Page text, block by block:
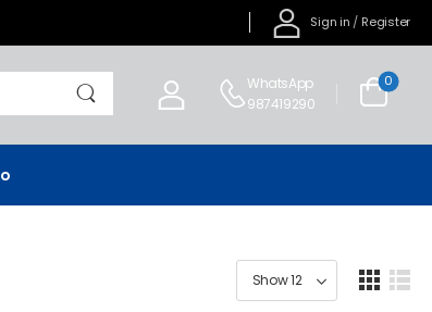
Sign in / Register
WhatsApp
987419290
0